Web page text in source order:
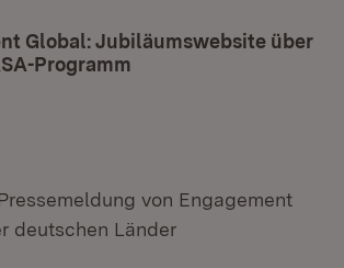
Global: Jubiläumswebsite über
Programm
von Engagement
deutschen Länder